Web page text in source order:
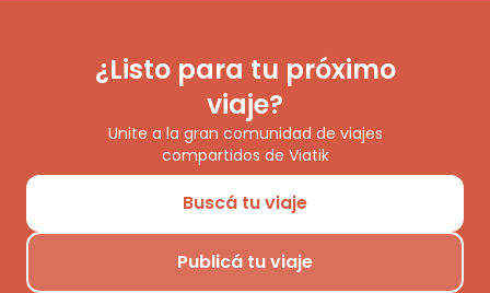
¿Listo para tu próximo
viaje?
Unite a la gran comunidad de viajes
compartidos de Viatik
Buscá tu viaje
Publicá tu viaje